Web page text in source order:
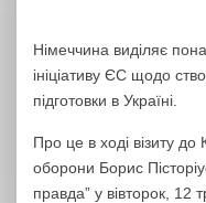
Німеччина виділяє
ініціативу ЄС щодо
підготовки в Україні.
Про це в ході візиту до
оборони Борис
правда” у вівторок, 12